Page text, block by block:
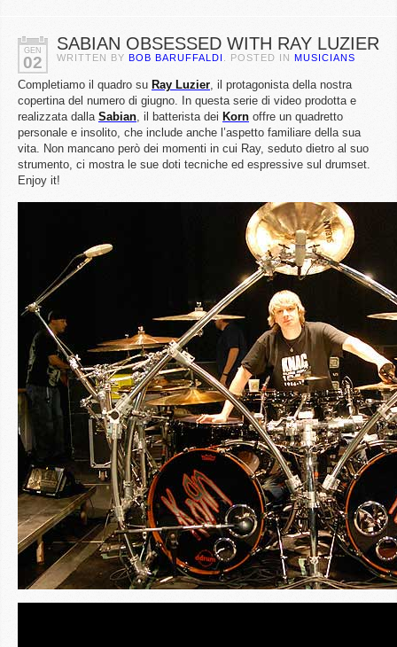
GEN
02
SABIAN OBSESSED WITH RAY LUZIER
WRITTEN BY BOB BARUFFALDI . POSTED IN MUSICIANS
Completiamo il quadro su Ray Luzier, il protagonista della nostra
copertina del numero di giugno. In questa serie di video prodotta e
realizzata dalla Sabian, il batterista dei Korn offre un quadretto
personale e insolito, che include anche l’aspetto familiare della sua
vita. Non mancano però dei momenti in cui Ray, seduto dietro al suo
strumento, ci mostra le sue doti tecniche ed espressive sul drumset.
Enjoy it!